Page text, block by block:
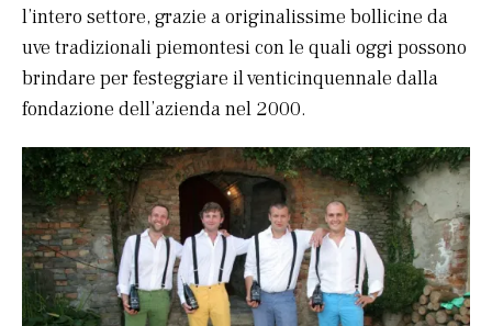
l’intero settore, grazie a originalissime bollicine da
uve tradizionali piemontesi con le quali oggi possono
brindare per festeggiare il venticinquennale dalla
fondazione dell’azienda nel 2000.